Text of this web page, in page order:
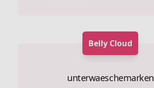
Belly Cloud
unterwaeschemarken